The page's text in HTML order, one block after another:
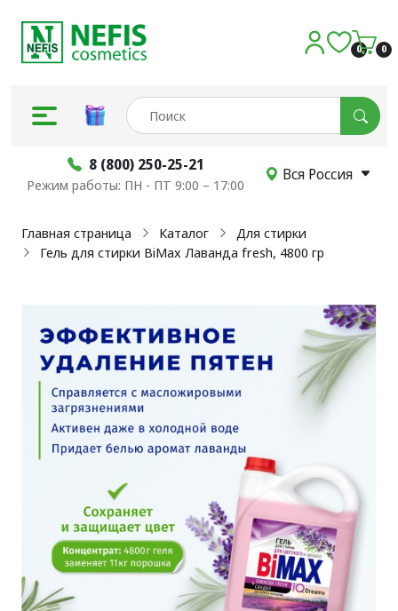
0 0
прачечных)
8 (800) 250-25-21
Режим работы: ПН - ПТ 9:00 – 17:00
Вся Россия
Главная страница Каталог
Для стирки
Гель для стирки BiMax Лаванда fresh, 4800 гр